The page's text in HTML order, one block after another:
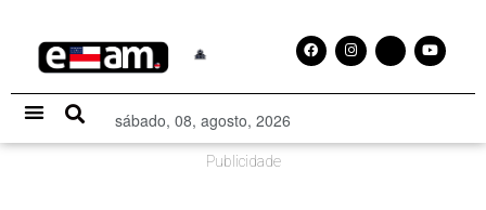
sábado, 08, agosto, 2026
Publicidade